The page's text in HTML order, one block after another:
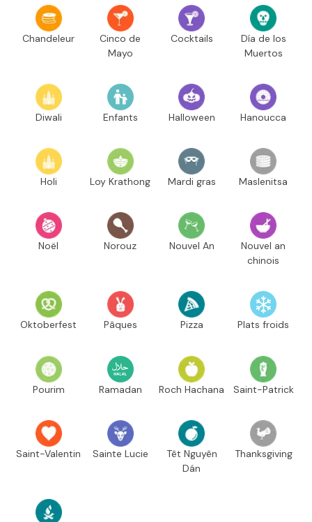
Chandeleur
Cinco de
Mayo
Cocktails
Día de los
Muertos
Diwali Enfants Halloween Hanoucca
Holi Loy Krathong Mardi gras Maslenitsa
Noël Norouz Nouvel An
Nouvel an
chinois
Oktoberfest Pâques Pizza Plats froids
Pourim Ramadan Roch Hachana Saint-Patrick
Saint-Valentin Sainte Lucie
Têt Nguyên
Dán
Thanksgiving